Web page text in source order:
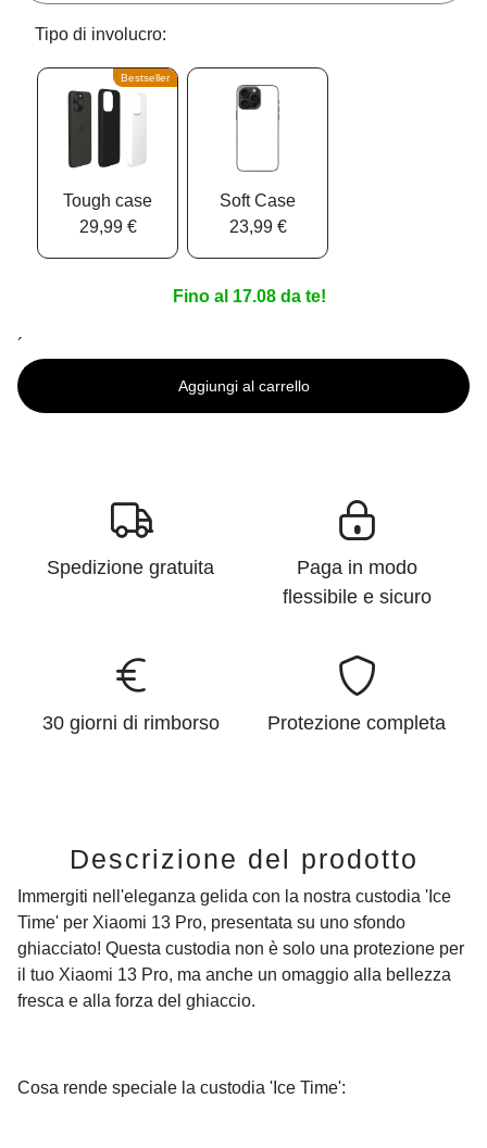
Tipo di involucro:
Bestseller
Tough case
29,99 €
Soft Case
23,99 €
Fino al 17.08 da te!
´
Aggiungi al carrello
Spedizione gratuita
Paga in modo
flessibile e sicuro
30 giorni di rimborso Protezione completa
Descrizione del prodotto
Immergiti nell'eleganza gelida con la nostra custodia 'Ice
Time' per Xiaomi 13 Pro, presentata su uno sfondo
ghiacciato! Questa custodia non è solo una protezione per
il tuo Xiaomi 13 Pro, ma anche un omaggio alla bellezza
fresca e alla forza del ghiaccio.
Cosa rende speciale la custodia 'Ice Time':